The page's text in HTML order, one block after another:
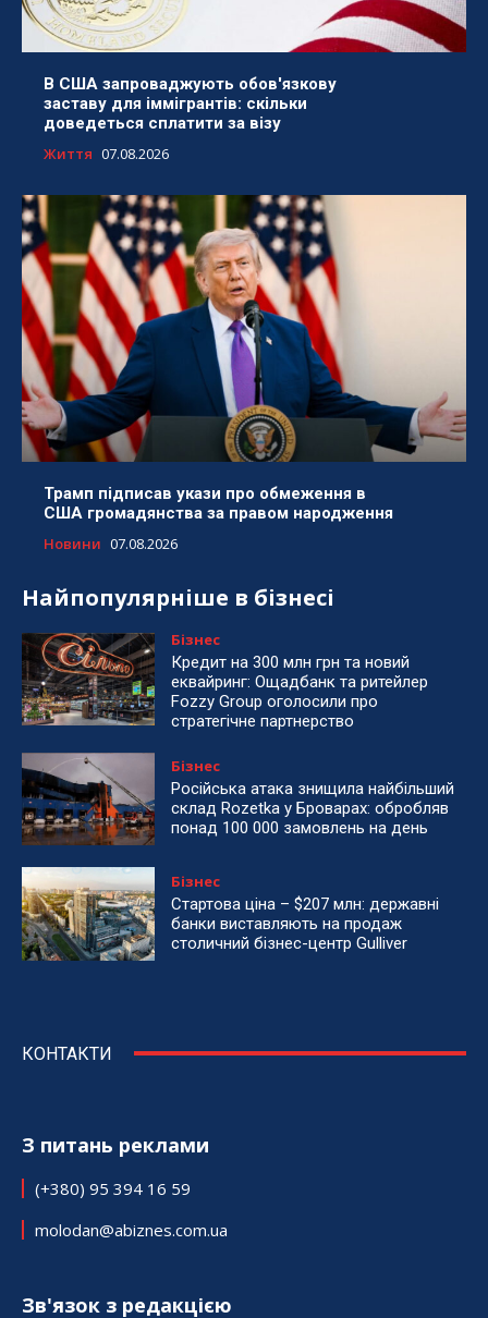
В США запроваджують обов'язкову
заставу для іммігрантів: скільки
доведеться сплатити за візу
Життя 07.08.2026
Трамп підписав укази про обмеження в
США громадянства за правом народження
Новини 07.08.2026
Найпопулярніше в бізнесі
Бізнес
Кредит на 300 млн грн та новий
еквайринг: Ощадбанк та ритейлер
Fozzy Group оголосили про
стратегічне партнерство
Бізнес
Російська атака знищила найбільший
склад Rozetka у Броварах: обробляв
понад 100 000 замовлень на день
Бізнес
Стартова ціна – $207 млн: державні
банки виставляють на продаж
столичний бізнес-центр Gulliver
КОНТАКТИ
З питань реклами
(+380) 95 394 16 59
molodan@abiznes.com.ua
Зв'язок з редакцією